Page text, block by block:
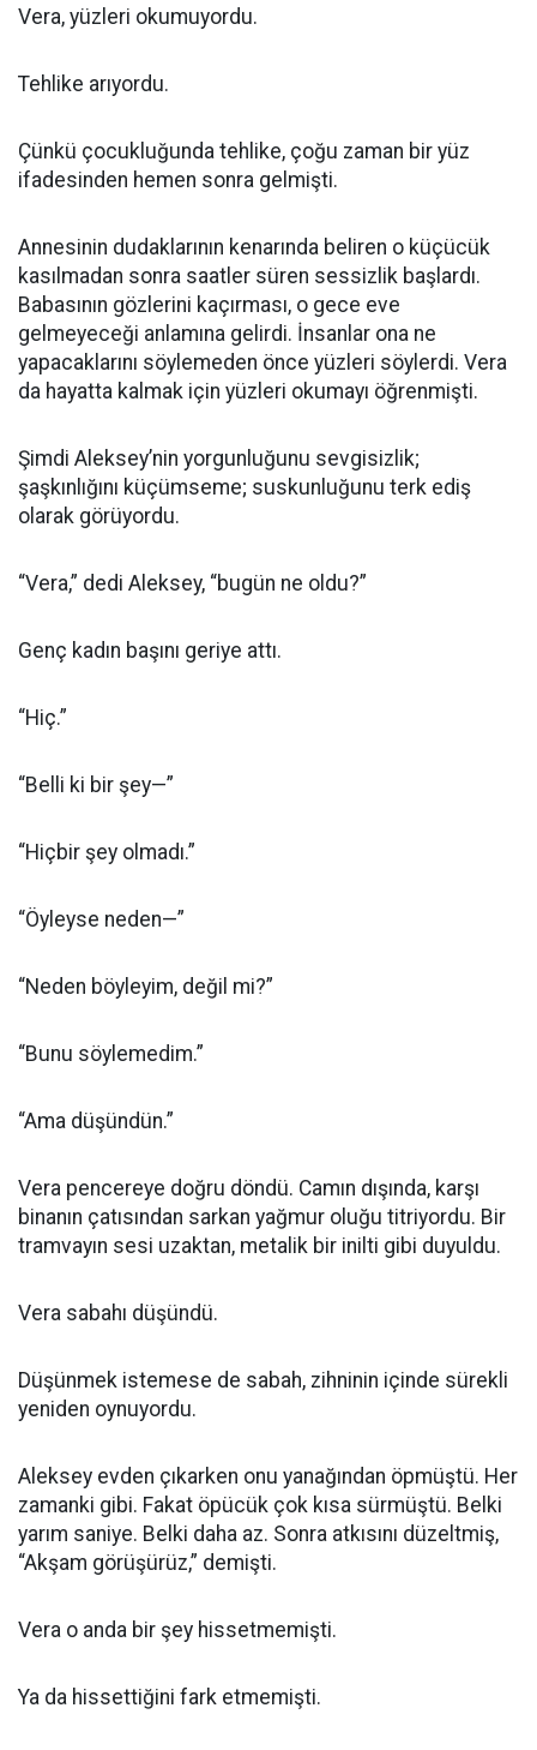
Vera, yüzleri okumuyordu.
Tehlike arıyordu.
Çünkü çocukluğunda tehlike, çoğu zaman bir yüz
ifadesinden hemen sonra gelmişti.
Annesinin dudaklarının kenarında beliren o küçücük
kasılmadan sonra saatler süren sessizlik başlardı.
Babasının gözlerini kaçırması, o gece eve
gelmeyeceği anlamına gelirdi. İnsanlar ona ne
yapacaklarını söylemeden önce yüzleri söylerdi. Vera
da hayatta kalmak için yüzleri okumayı öğrenmişti.
Şimdi Aleksey’nin yorgunluğunu sevgisizlik;
şaşkınlığını küçümseme; suskunluğunu terk ediş
olarak görüyordu.
“Vera,” dedi Aleksey, “bugün ne oldu?”
Genç kadın başını geriye attı.
“Hiç.”
“Belli ki bir şey—”
“Hiçbir şey olmadı.”
“Öyleyse neden—”
“Neden böyleyim, değil mi?”
“Bunu söylemedim.”
“Ama düşündün.”
Vera pencereye doğru döndü. Camın dışında, karşı
binanın çatısından sarkan yağmur oluğu titriyordu. Bir
tramvayın sesi uzaktan, metalik bir inilti gibi duyuldu.
Vera sabahı düşündü.
Düşünmek istemese de sabah, zihninin içinde sürekli
yeniden oynuyordu.
Aleksey evden çıkarken onu yanağından öpmüştü. Her
zamanki gibi. Fakat öpücük çok kısa sürmüştü. Belki
yarım saniye. Belki daha az. Sonra atkısını düzeltmiş,
“Akşam görüşürüz,” demişti.
Vera o anda bir şey hissetmemişti.
Ya da hissettiğini fark etmemişti.